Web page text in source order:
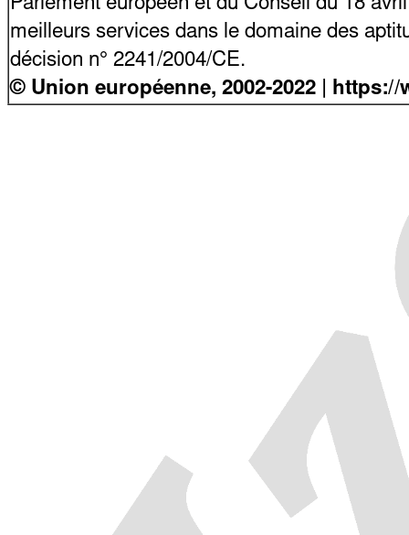
Parlement européen et du Conseil du 18
meilleurs services dans le domaine des
décision n° 2241/2004/CE.
© Union européenne, 2002-2022 |